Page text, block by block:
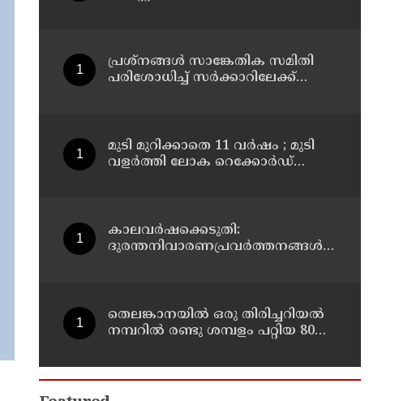
പ്രശ്നങ്ങൾ സാങ്കേതിക സമിതി
പരിശോധിച്ച് സർക്കാറിലേക്ക്
മുടി മുറിക്കാതെ 11 വർഷം ; മുടി
വളർത്തി ലോക റെക്കോർഡ്
കാലവർഷക്കെടുതി:
ദുരന്തനിവാരണപ്രവർത്തനങ്ങൾക്ക്
തെലങ്കാനയിൽ ഒരു തിരിച്ചറിയൽ
നമ്പറിൽ രണ്ടു ശമ്പളം പറ്റിയ 80